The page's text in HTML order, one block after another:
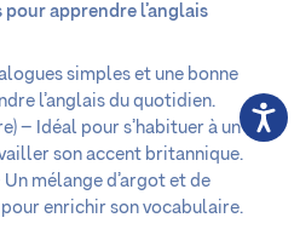
pour apprendre l’anglais
simples et une bonne
l’anglais du quotidien.
– Idéal pour s’habituer à un
son accent britannique.
Un mélange d’argot et de
enrichir son vocabulaire.